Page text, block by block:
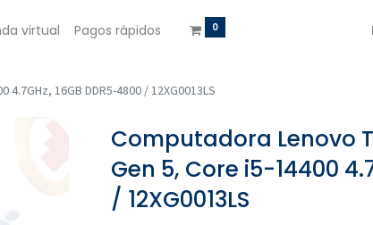
virtual Pagos rápidos 0
16GB DDR5-4800 / 12XG0013LS
Computadora Lenovo
Gen 5, Core i5-14400
/ 12XG0013LS